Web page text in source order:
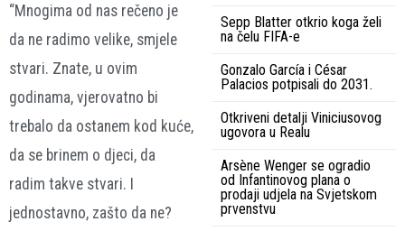
“Mnogima od nas rečeno je
da ne radimo velike, smjele
stvari. Znate, u ovim
godinama, vjerovatno bi
trebalo da ostanem kod kuće,
da se brinem o djeci, da
radim takve stvari. I
jednostavno, zašto da ne?
Sepp Blatter otkrio koga želi
na čelu FIFA-e
Gonzalo García i César
Palacios potpisali do 2031.
Otkriveni detalji Viniciusovog
ugovora u Realu
Arsène Wenger se ogradio
od Infantinovog plana o
prodaji udjela na Svjetskom
prvenstvu